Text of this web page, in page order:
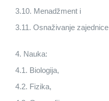
3.10. Menadžment i
3.11. Osnaživanje zajednice
4. Nauka:
4.1. Biologija,
4.2. Fizika,